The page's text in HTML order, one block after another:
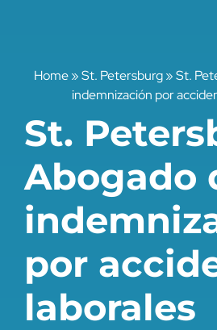
Home»St. Petersburg»St.
indemnización por
St.
Abogado
por
laborales